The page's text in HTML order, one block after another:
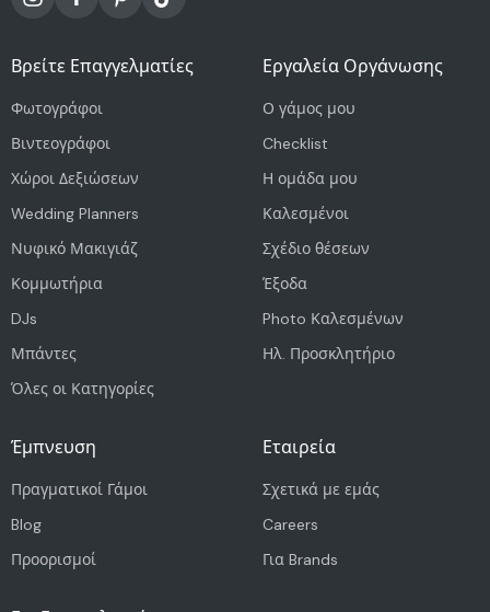
Βρείτε Επαγγελματίες
Φωτογράφοι
Βιντεογράφοι
Χώροι Δεξιώσεων
Wedding Planners
Νυφικό Μακιγιάζ
Κομμωτήρια
DJs
Μπάντες
Όλες οι Κατηγορίες
Εργαλεία Οργάνωσης
Ο γάμος μου
Checklist
Η ομάδα μου
Καλεσμένοι
Σχέδιο θέσεων
Έξοδα
Photo Καλεσμένων
Ηλ. Προσκλητήριο
Έμπνευση
Πραγματικοί Γάμοι
Blog
Προορισμοί
Εταιρεία
Σχετικά με εμάς
Careers
Για Brands